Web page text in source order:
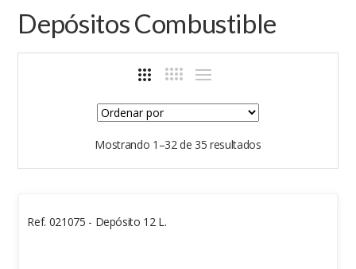
Depósitos Combustible
Mostrando 1–32 de 35 resultados
Ref. 021075 - Depósito 12 L.